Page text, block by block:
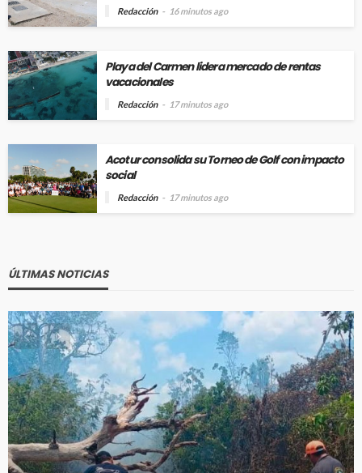
Redacción 16 minutos ago
Playa del Carmen lidera mercado de rentas
vacacionales
Redacción 17 minutos ago
Acotur consolida su Torneo de Golf con impacto
social
Redacción 17 minutos ago
ÚLTIMAS NOTICIAS